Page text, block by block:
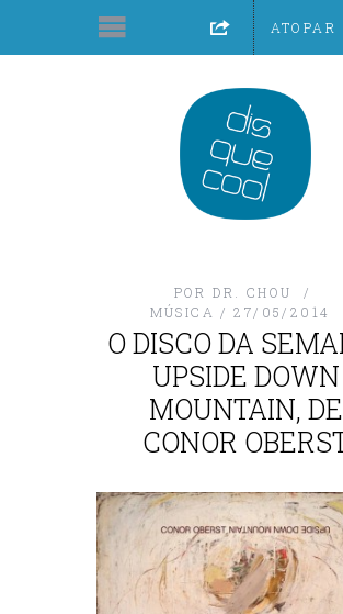
POR DR. CHOU
MÚSICA
27/05/2014
O DISCO DA
UPSIDE DOWN
MOUNTAIN, DE
CONOR